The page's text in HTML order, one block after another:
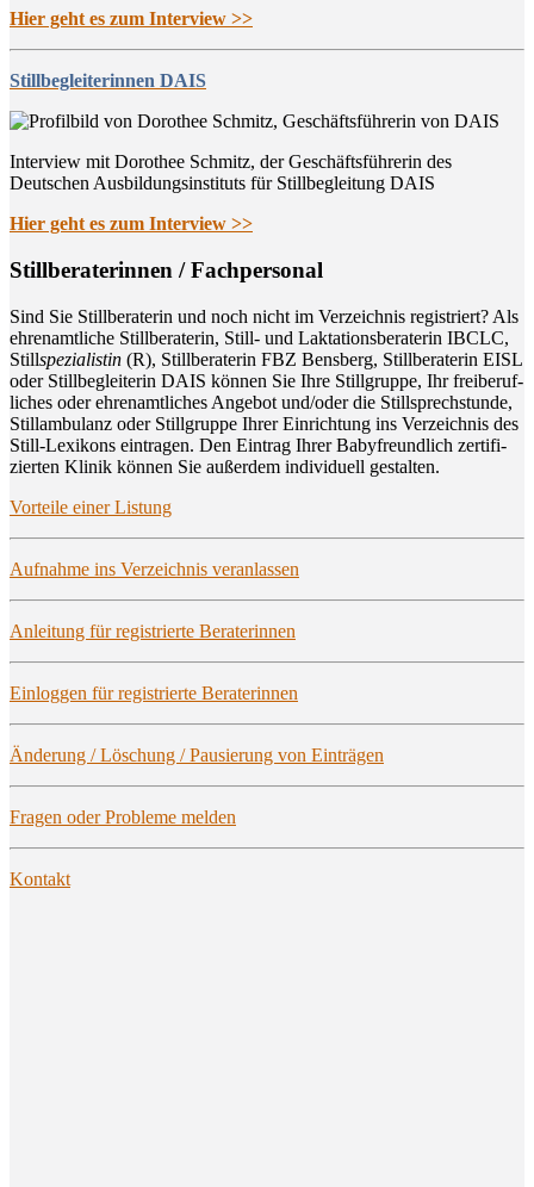
Hier geht es zum Interview >>
Stillbegleiterinnen DAIS
Interview mit Dorothee Schmitz, der Geschäftsführerin des
Deutschen Ausbildungsinstituts für Stillbegleitung DAIS
Hier geht es zum Interview >>
Still­be­ra­te­rin­nen / Fachpersonal
Sind Sie Still­be­ra­te­rin und noch nicht im Ver­zeich­nis regis­triert? Als
ehren­amt­li­che Still­be­ra­te­rin, Still- und Lak­ta­ti­ons­be­ra­te­rin IBCLC,
Stillspe­zia­lis­tin (R), Still­be­ra­te­rin FBZ Bens­berg, Still­be­ra­te­rin EISL
oder Still­be­glei­te­rin DAIS kön­nen Sie Ihre Still­grup­pe, Ihr frei­be­ruf­
li­ches oder ehren­amt­li­ches Ange­bot und/oder die Still­sprech­stun­de,
Still­am­bu­lanz oder Still­grup­pe Ihrer Ein­rich­tung ins Ver­zeich­nis des
Still-Lexi­kons ein­tra­gen. Den Ein­trag Ihrer Baby­freund­lich zer­ti­fi­
zier­ten Kli­nik kön­nen Sie außer­dem indi­vi­du­ell gestalten.
Vor­tei­le einer Listung
Auf­nah­me ins Ver­zeich­nis veranlassen
Anlei­tung für regis­trier­te Beraterinnen
Ein­log­gen für regis­trier­te Beraterinnen
Ände­rung / Löschung / Pau­sie­rung von Einträgen
Fra­gen oder Pro­ble­me melden
Kon­takt